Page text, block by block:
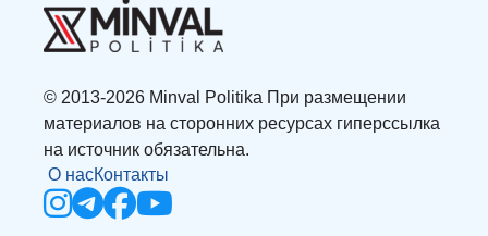
© 2013-2026 Minval Politika При размещении
материалов на сторонних ресурсах гиперссылка
на источник обязательна.
О насКонтакты